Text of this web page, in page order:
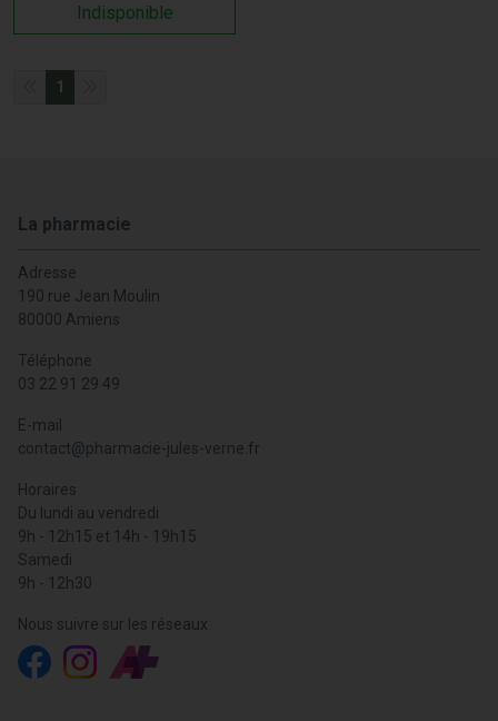
Indisponible
1
La pharmacie
Adresse
190 rue Jean Moulin
80000 Amiens
Téléphone
03 22 91 29 49
E-mail
contact@pharmacie-jules-verne.fr
Horaires
Du lundi au vendredi
9h - 12h15 et 14h - 19h15
Samedi
9h - 12h30
Nous suivre sur les réseaux